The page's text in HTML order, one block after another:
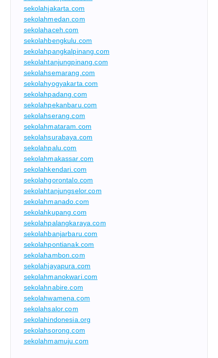
sekolahjakarta.com
sekolahmedan.com
sekolahaceh.com
sekolahbengkulu.com
sekolahpangkalpinang.com
sekolahtanjungpinang.com
sekolahsemarang.com
sekolahyogyakarta.com
sekolahpadang.com
sekolahpekanbaru.com
sekolahserang.com
sekolahmataram.com
sekolahsurabaya.com
sekolahpalu.com
sekolahmakassar.com
sekolahkendari.com
sekolahgorontalo.com
sekolahtanjungselor.com
sekolahmanado.com
sekolahkupang.com
sekolahpalangkaraya.com
sekolahbanjarbaru.com
sekolahpontianak.com
sekolahambon.com
sekolahjayapura.com
sekolahmanokwari.com
sekolahnabire.com
sekolahwamena.com
sekolahsalor.com
sekolahindonesia.org
sekolahsorong.com
sekolahmamuju.com